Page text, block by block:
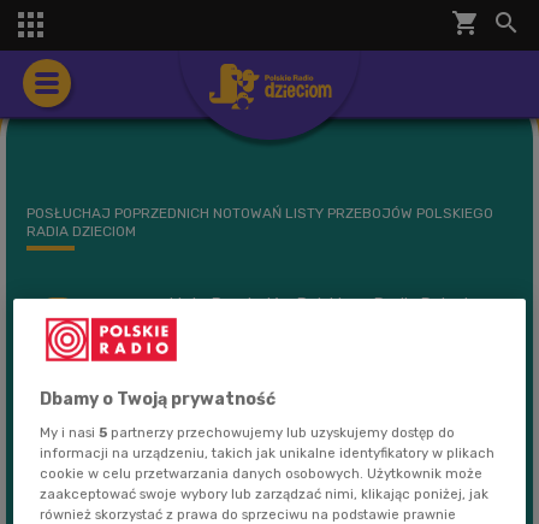
shopping_cart 

POSŁUCHAJ POPRZEDNICH NOTOWAŃ LISTY PRZEBOJÓW POLSKIEGO
RADIA DZIECIOM
59:16
Lista Przebojów Polskiego Radia Dzieciom
- Notowanie 272
59:05
Lista Przebojów Polskiego Radia Dzieciom
- Notowanie 271
59:24
Lista Przebojów Polskiego Radia Dzieciom
- Notowanie 270
Dbamy o Twoją prywatność
My i nasi5 partnerzy przechowujemy lub uzyskujemy dostęp do
informacji na urządzeniu, takich jak unikalne identyfikatory w plikach
cookie w celu przetwarzania danych osobowych. Użytkownik może
zaakceptować swoje wybory lub zarządzać nimi, klikając poniżej, jak
również skorzystać z prawa do sprzeciwu na podstawie prawnie